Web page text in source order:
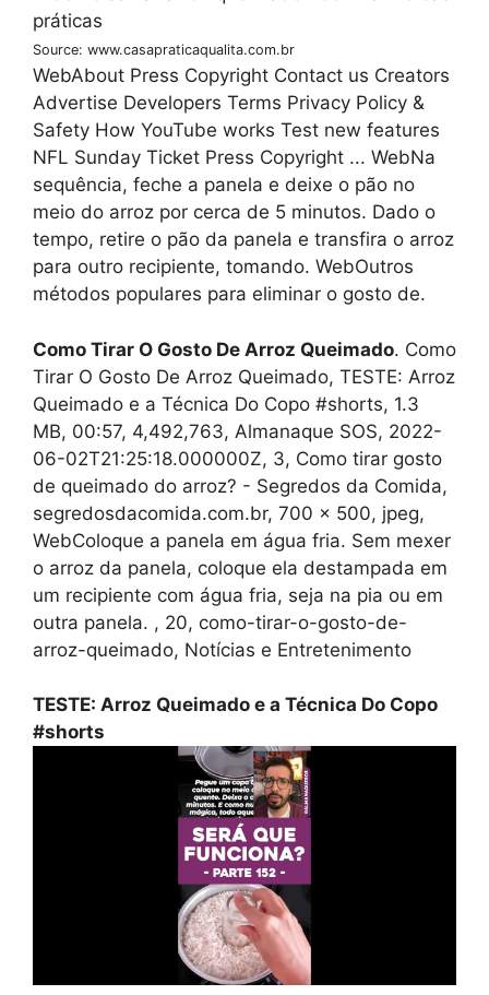
Source: www.casapraticaqualita.com.br
WebAbout Press Copyright Contact us Creators
Advertise Developers Terms Privacy Policy &
Safety How YouTube works Test new features
NFL Sunday Ticket Press Copyright ... WebNa
sequência, feche a panela e deixe o pão no
meio do arroz por cerca de 5 minutos. Dado o
tempo, retire o pão da panela e transfira o arroz
para outro recipiente, tomando. WebOutros
métodos populares para eliminar o gosto de.
Como Tirar O Gosto De Arroz Queimado. Como
Tirar O Gosto De Arroz Queimado, TESTE: Arroz
Queimado e a Técnica Do Copo #shorts, 1.3
MB, 00:57, 4,492,763, Almanaque SOS, 2022-
06-02T21:25:18.000000Z, 3, Como tirar gosto
de queimado do arroz? - Segredos da Comida,
segredosdacomida.com.br, 700 x 500, jpeg,
WebColoque a panela em água fria. Sem mexer
o arroz da panela, coloque ela destampada em
um recipiente com água fria, seja na pia ou em
outra panela. , 20, como-tirar-o-gosto-de-
arroz-queimado, Notícias e Entretenimento
TESTE: Arroz Queimado e a Técnica Do Copo
#shorts